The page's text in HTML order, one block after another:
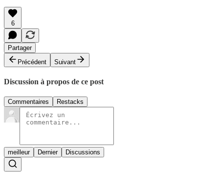
6
Partager
Précédent
Suivant
Discussion à propos de ce post
Commentaires Restacks
meilleur Dernier Discussions